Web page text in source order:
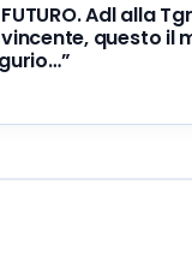
E FUTURO. Adl alla
questo il